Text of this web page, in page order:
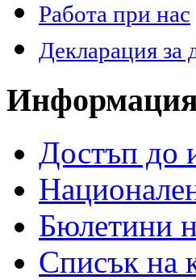
Работа при нас
Декларация за
Достъп до
Бюлетини
Списък на